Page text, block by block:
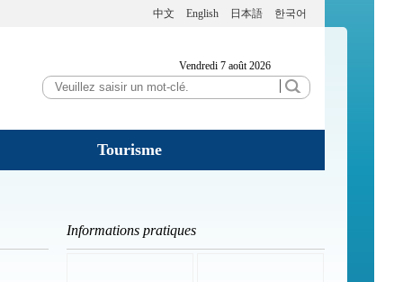
中文 English 日本語 한국어
Vendredi 7 août 2026
Tourisme
Informations pratiques